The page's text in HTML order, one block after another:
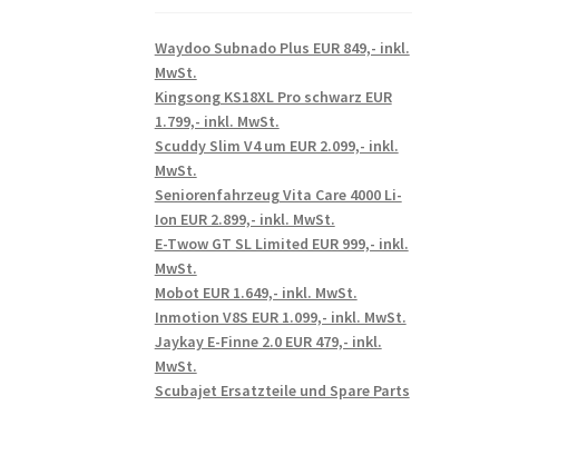
Waydoo Subnado Plus EUR 849,- inkl.
MwSt.
Kingsong KS18XL Pro schwarz EUR
1.799,- inkl. MwSt.
Scuddy Slim V4 um EUR 2.099,- inkl.
MwSt.
Seniorenfahrzeug Vita Care 4000 Li-
Ion EUR 2.899,- inkl. MwSt.
E-Twow GT SL Limited EUR 999,- inkl.
MwSt.
Mobot EUR 1.649,- inkl. MwSt.
Inmotion V8S EUR 1.099,- inkl. MwSt.
Jaykay E-Finne 2.0 EUR 479,- inkl.
MwSt.
Scubajet Ersatzteile und Spare Parts